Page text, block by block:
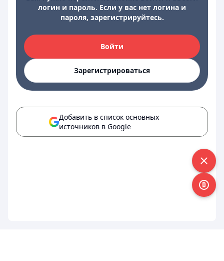
логин и пароль. Если у вас нет логина и
пароля, зарегистрируйтесь.
Войти
Зарегистрироваться
Добавить в список основных
источников в Google